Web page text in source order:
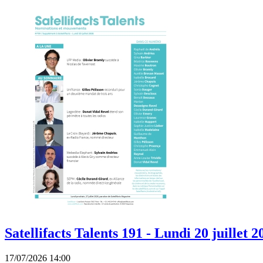
Satellifacts Talents 191 - Lundi 20 juillet
17/07/2026 14:00